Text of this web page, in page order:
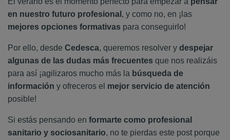
en nuestro futuro profesional , y como no, en ¡las
mejores opciones formativas para conseguirlo!
Por ello, desde Cedesca, queremos resolver y despejar
algunas de las dudas más frecuentes que nos realizáis
para así ¡agilizaros mucho más la búsqueda de
información y ofreceros el mejor servicio de atención
posible!
Si estás pensando en formarte como profesional
sanitario y sociosanitario, no te pierdas este post porque